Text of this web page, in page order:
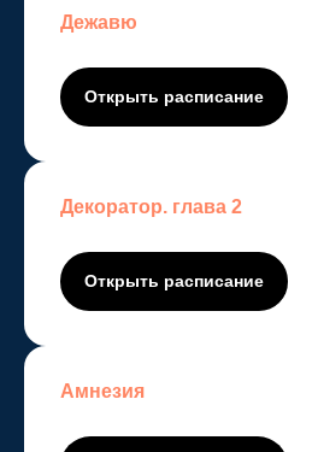
Дежавю
Открыть расписание
Декоратор. глава 2
Открыть расписание
Амнезия
© Copyright 2025 Mystery
quest—квесты Тюмени